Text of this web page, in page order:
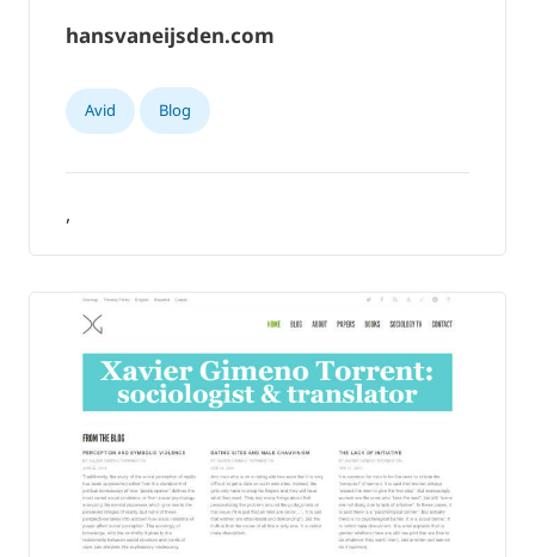
hansvaneijsden.com
Avid Blog
,